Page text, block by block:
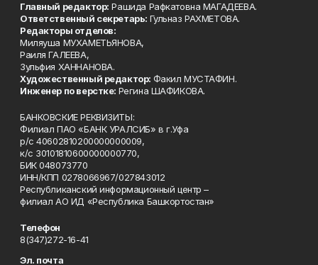
Главный редактор: Рашида Рафкатовна МАГАДЕЕВА.
Ответственный секретарь: Гульназ РАХМЕТОВА.
Редакторы отделов:
Миляуша МУХАМЕТЬЯНОВА,
Раиля ГАЛЕЕВА,
Зульфия ХАННАНОВА.
Художественный редактор: Факил МУСТАФИН.
Инженер по верстке: Регина ШАФИКОВА.
БАНКОВСКИЕ РЕКВИЗИТЫ:
Филиал ПАО «БАНК УРАЛСИБ» в г.Уфа
р/с 40602810200000000009,
к/с 30101810600000000770,
БИК 048073770
ИНН/КПП 0278066967/027843012
Республиканский информационный центр –
филиал АО ИД «Республика Башкортостан»
Телефон
8(347)272-16-41
Эл. почта